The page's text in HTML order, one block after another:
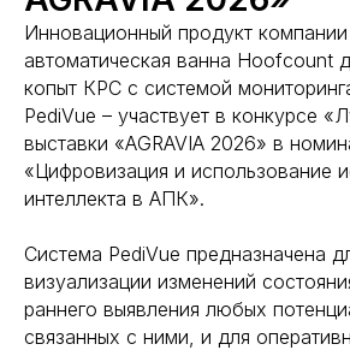
Инновационный продукт
автоматическая ванна Hoofcount
копыт КРС с системой
PediVue – участвует в конкурсе
выставки «AGRAVIA 2026» в
«Цифровизация и использование
интеллекта в АПК».
Система PediVue предназначена
визуализации изменений
раннего выявления любых
связанных с ними, и для